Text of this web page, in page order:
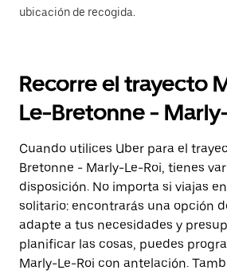
ubicación de recogida.
Recorre el trayecto
Le-Bretonne -
Cuando utilices Uber para el
Bretonne - Marly-Le-Roi, tienes
disposición. No importa si viajas
solitario: encontrarás una opción
adapte a tus necesidades y
planificar las cosas, puedes
Marly-Le-Roi con antelación.